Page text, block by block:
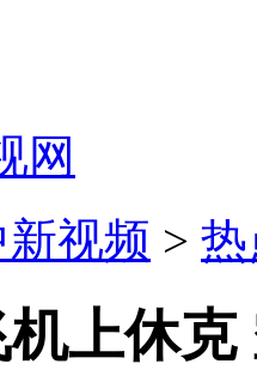
网
新视频 >
上休